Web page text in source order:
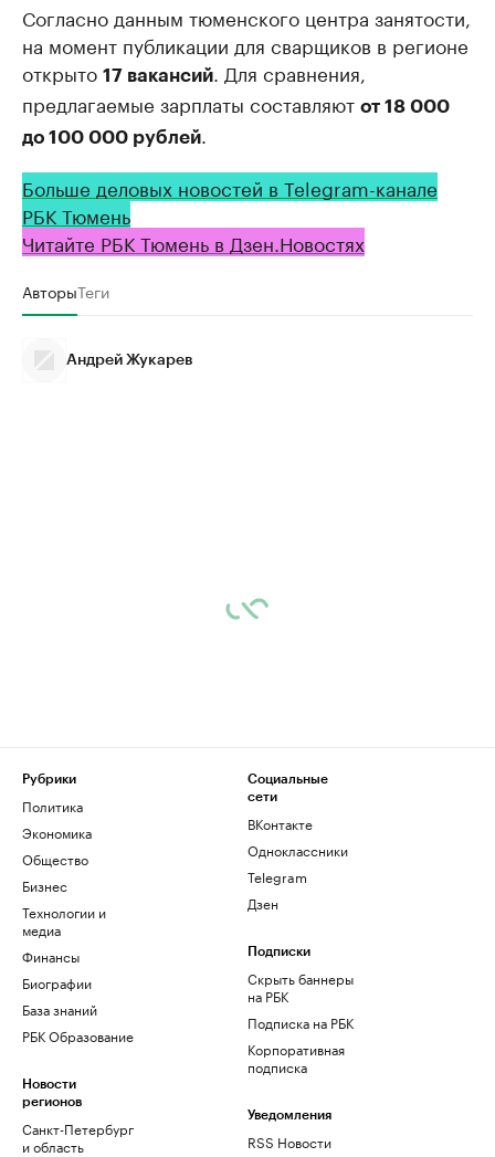
Согласно данным тюменского центра занятости,
на момент публикации для сварщиков в регионе
открыто 17 вакансий
. Для сравнения,
предлагаемые зарплаты составляют от 18 000
до 100 000 рублей
Больше деловых новостей в Telegram-канале
РБК Тюмень
Читайте РБК Тюмень в Дзен.Новостях
АвторыТеги
Андрей Жукарев
Рубрики
Политика
Экономика
Общество
Бизнес
Технологии и
медиа
Финансы
Биографии
База знаний
РБК Образование
Новости
регионов
Санкт-Петербург
и область
Социальные
сети
ВКонтакте
Одноклассники
Telegram
Дзен
Подписки
Скрыть баннеры
на РБК
Подписка на РБК
Корпоративная
подписка
Уведомления
RSS Новости